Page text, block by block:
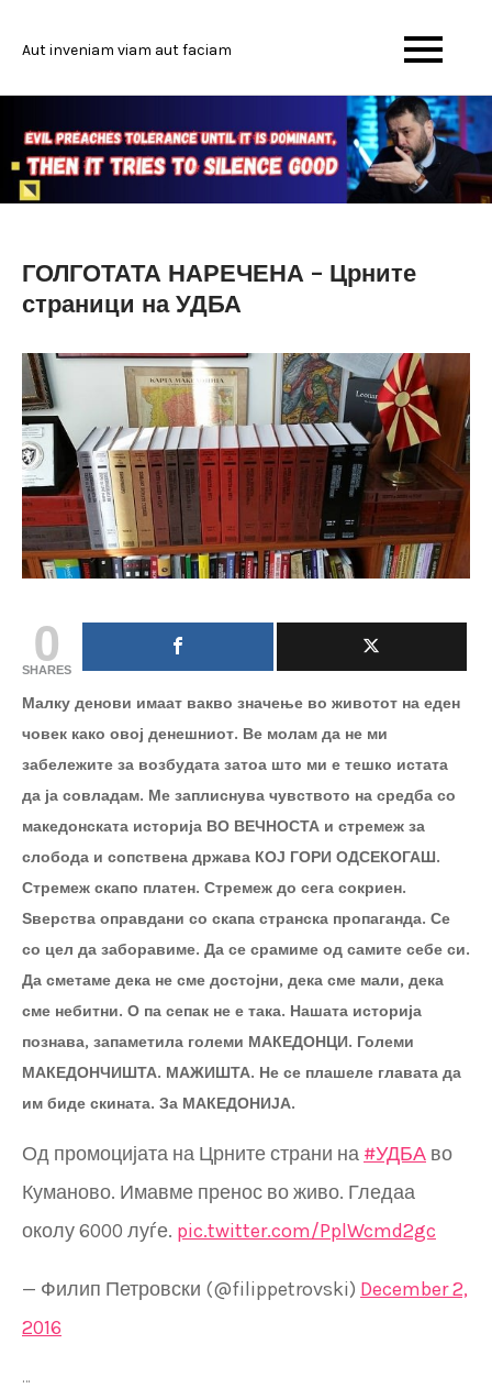
Aut inveniam viam aut faciam
ГОЛГОТАТА НАРЕЧЕНА – Црните
страници на УДБА
0
SHARES
Малку денови имаат вакво значење во животот на еден
човек како овој денешниот. Ве молам да не ми
забележите за возбудата затоа што ми е тешко истата
да ја совладам. Ме заплиснува чувството на средба со
македонската историја ВО ВЕЧНОСТА и стремеж за
слобода и сопствена држава КОЈ ГОРИ ОДСЕКОГАШ.
Стремеж скапо платен. Стремеж до сега сокриен.
Ѕверства оправдани со скапа странска пропаганда. Се
со цел да заборавиме. Да се срамиме од самите себе си.
Да сметаме дека не сме достојни, дека сме мали, дека
сме небитни. О па сепак не е така. Нашата историја
познава, запаметила големи МАКЕДОНЦИ. Големи
МАКЕДОНЧИШТА. МАЖИШТА. Не се плашеле главата да
им биде скината. За МАКЕДОНИЈА.
Од промоцијата на Црните страни на #УДБА во
Куманово. Имавме пренос во живо. Гледаа
околу 6000 луѓе. pic.twitter.com/PplWcmd2gc
— Филип Петровски (@filippetrovski) December 2,
2016
…